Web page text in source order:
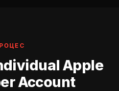
Apple
Account